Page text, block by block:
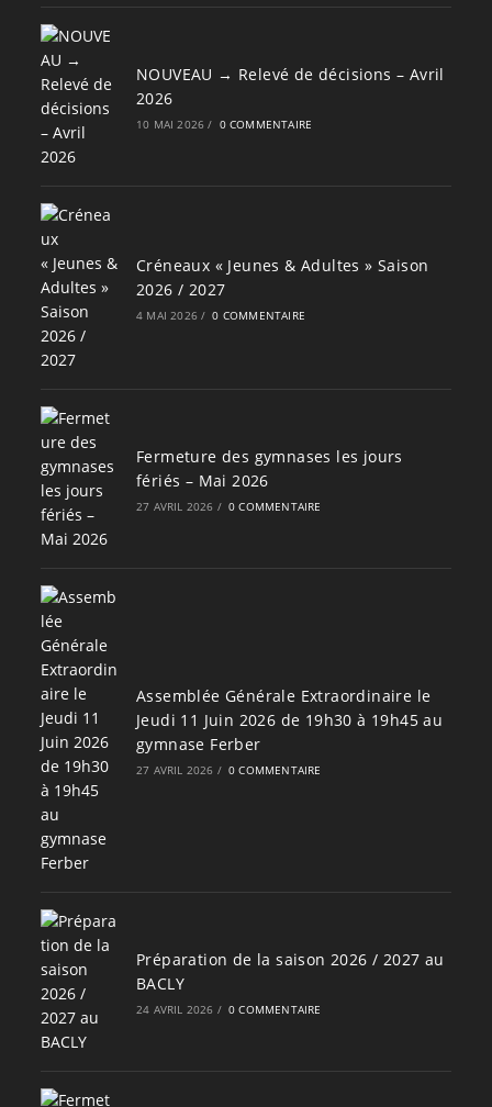
NOUVEAU → Relevé de décisions – Avril
2026
10 MAI 2026 / 0 COMMENTAIRE
Créneaux « Jeunes & Adultes » Saison
2026 / 2027
4 MAI 2026 / 0 COMMENTAIRE
Fermeture des gymnases les jours
fériés – Mai 2026
27 AVRIL 2026 / 0 COMMENTAIRE
Assemblée Générale Extraordinaire le
Jeudi 11 Juin 2026 de 19h30 à 19h45 au
gymnase Ferber
27 AVRIL 2026 / 0 COMMENTAIRE
Préparation de la saison 2026 / 2027 au
BACLY
24 AVRIL 2026 / 0 COMMENTAIRE